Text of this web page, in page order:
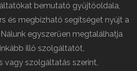
bemutató gyűjtőoldala,
és megbízható segítséget nyújt a
egyszerűen megtalálhatja
illő szolgáltatót,
vagy szolgáltatás szerint,